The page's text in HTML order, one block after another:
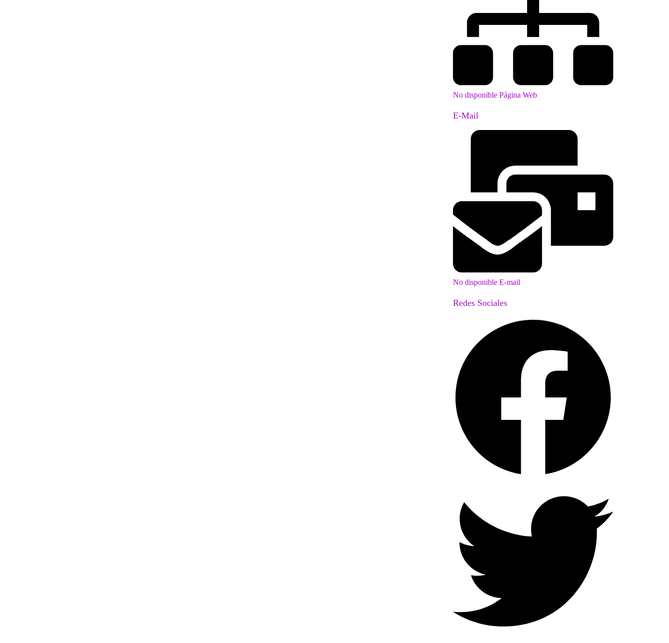
No disponible Página Web
E-Mail
No disponible E-mail
Redes Sociales